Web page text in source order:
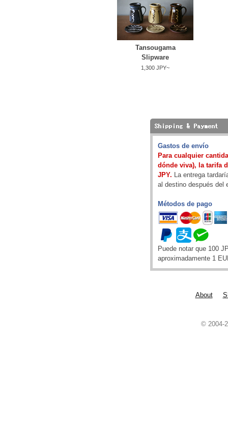
Tansougama
Slipware
1,300 JPY~
Gastos de envío
Para cualquier
dónde viva), la tarifa
JPY. La entrega
al destino después del
Métodos de pago
Puede notar que 100
aproximadamente 1
About
© 2004-